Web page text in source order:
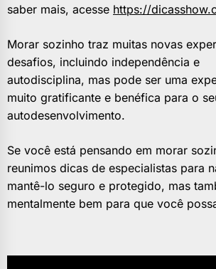
saber mais, acesse https://
Morar sozinho traz muitas novas
desafios, incluindo independência e
autodisciplina, mas pode ser uma
muito gratificante e benéfica para o
autodesenvolvimento.
Se você está pensando em morar
reunimos dicas de especialistas para
mantê-lo seguro e protegido, mas
mentalmente bem para que você